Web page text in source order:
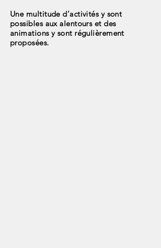
Une multitude d’activités y sont
possibles aux alentours et des
animations y sont régulièrement
proposées.